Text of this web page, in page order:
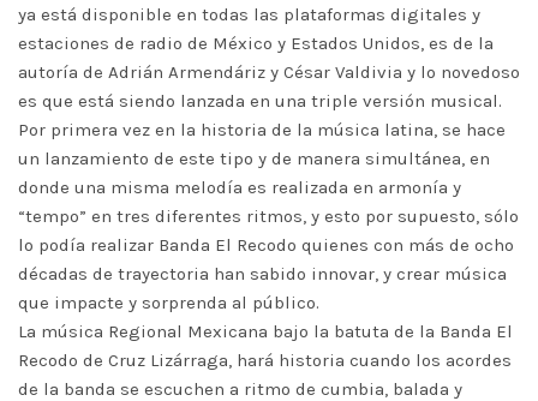
ya está disponible en todas las plataformas digitales y
estaciones de radio de México y Estados Unidos, es de la
autoría de Adrián Armendáriz y César Valdivia y lo novedoso
es que está siendo lanzada en una triple versión musical.
Por primera vez en la historia de la música latina, se hace
un lanzamiento de este tipo y de manera simultánea, en
donde una misma melodía es realizada en armonía y
“tempo” en tres diferentes ritmos, y esto por supuesto, sólo
lo podía realizar Banda El Recodo quienes con más de ocho
décadas de trayectoria han sabido innovar, y crear música
que impacte y sorprenda al público.
La música Regional Mexicana bajo la batuta de la Banda El
Recodo de Cruz Lizárraga, hará historia cuando los acordes
de la banda se escuchen a ritmo de cumbia, balada y